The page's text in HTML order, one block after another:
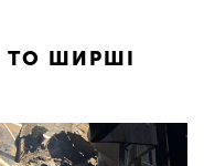
ТО ШИРШІ